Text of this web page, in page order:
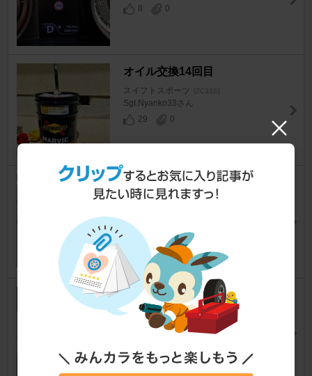
8
0
オイル交換14回目
スイフトスポーツ [ZC33S]
Sgt.Nyanko33さん
29
0
慣らし運転終了につき、エンジ
ンオイル・ミッションオイル交
スイフトスポーツ [ZC33S]
名前を表示できませんでしたさん
RAZO340Rシフトノブ交換
スイフトスポーツ [ZC33S]
S-yamaさん